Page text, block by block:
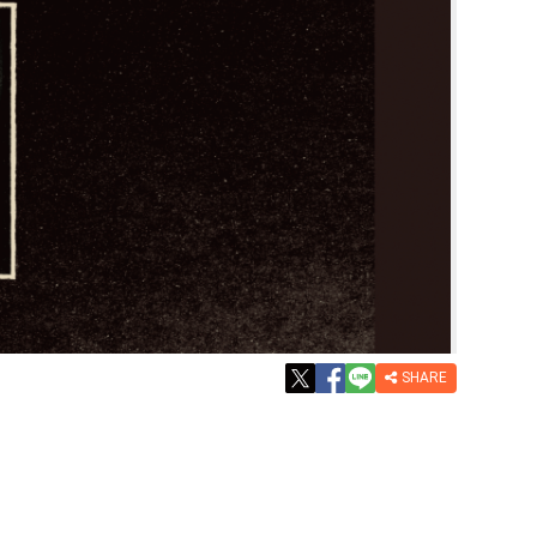
SHARE